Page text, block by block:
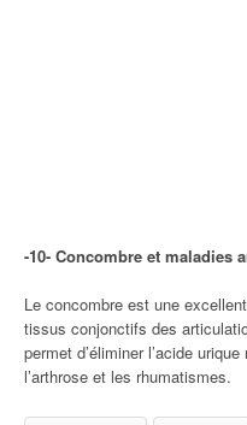
-10- Concombre et maladies
Le concombre est une
tissus conjonctifs des
permet d’éliminer l’acide
l’arthrose et les rhumatismes.